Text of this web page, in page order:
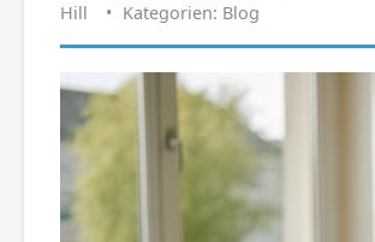
Hill
Kategorien: Blog